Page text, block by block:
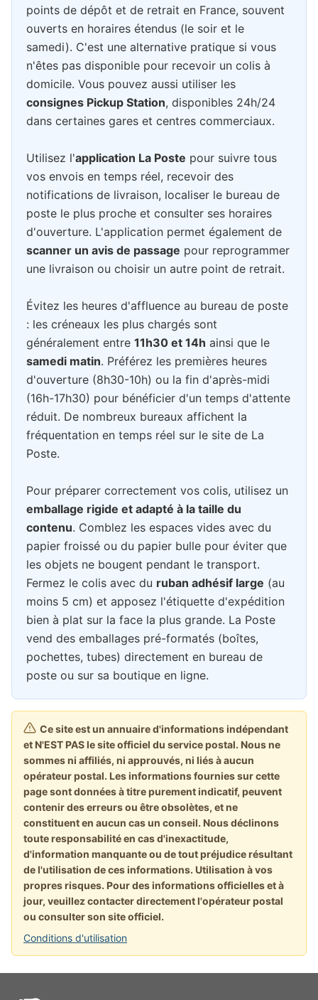
points de dépôt et de retrait en France, souvent
ouverts en horaires étendus (le soir et le
samedi). C'est une alternative pratique si vous
n'êtes pas disponible pour recevoir un colis à
domicile. Vous pouvez aussi utiliser les
consignes Pickup Station, disponibles 24h/24
dans certaines gares et centres commerciaux.
Utilisez l'application La Poste pour suivre tous
vos envois en temps réel, recevoir des
notifications de livraison, localiser le bureau de
poste le plus proche et consulter ses horaires
d'ouverture. L'application permet également de
scanner un avis de passage pour reprogrammer
une livraison ou choisir un autre point de retrait.
Évitez les heures d'affluence au bureau de poste
: les créneaux les plus chargés sont
généralement entre 11h30 et 14h ainsi que le
samedi matin. Préférez les premières heures
d'ouverture (8h30-10h) ou la fin d'après-midi
(16h-17h30) pour bénéficier d'un temps d'attente
réduit. De nombreux bureaux affichent la
fréquentation en temps réel sur le site de La
Poste.
Pour préparer correctement vos colis, utilisez un
emballage rigide et adapté à la taille du
contenu. Comblez les espaces vides avec du
papier froissé ou du papier bulle pour éviter que
les objets ne bougent pendant le transport.
Fermez le colis avec du ruban adhésif large (au
moins 5 cm) et apposez l'étiquette d'expédition
bien à plat sur la face la plus grande. La Poste
vend des emballages pré-formatés (boîtes,
pochettes, tubes) directement en bureau de
poste ou sur sa boutique en ligne.
Ce site est un annuaire d'informations indépendant
et N'EST PAS le site officiel du service postal. Nous ne
sommes ni affiliés, ni approuvés, ni liés à aucun
opérateur postal. Les informations fournies sur cette
page sont données à titre purement indicatif, peuvent
contenir des erreurs ou être obsolètes, et ne
constituent en aucun cas un conseil. Nous déclinons
toute responsabilité en cas d'inexactitude,
d'information manquante ou de tout préjudice résultant
de l'utilisation de ces informations. Utilisation à vos
propres risques. Pour des informations officielles et à
jour, veuillez contacter directement l'opérateur postal
ou consulter son site officiel.
Conditions d'utilisation